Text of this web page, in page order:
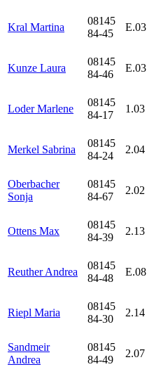
Kral Martina
08145
84-45
E.03
Kunze Laura
08145
84-46
E.03
Loder Marlene
08145
84-17
1.03
Merkel Sabrina
08145
84-24
2.04
Oberbacher
Sonja
08145
84-67
2.02
Ottens Max
08145
84-39
2.13
Reuther Andrea
08145
84-48
E.08
Riepl Maria
08145
84-30
2.14
Sandmeir
Andrea
08145
84-49
2.07